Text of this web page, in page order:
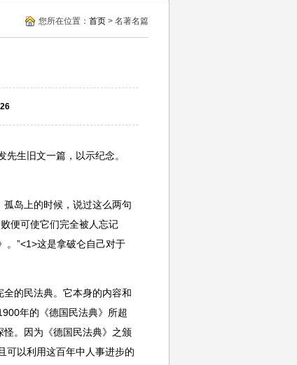
您所在位置： 首页 > 名著名篇
生旧文一篇，以示纪念。
岛上的时候，说过这么两句
便可使它们完全被人忘记
。”<1>这是拿破仑自己对于
全的民法典。它本身的内容和
年的《德国民法典》所超
。因为《德国民法典》之颁
可以利用这百年中人事进步的